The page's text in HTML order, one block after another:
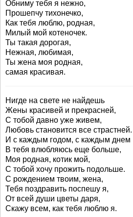
Обниму тебя я нежно,
Прошепчу тихонечко,
Как тебя люблю, родная,
Милый мой котеночек.
Ты такая дорогая,
Нежная, любимая,
Ты жена моя родная,
самая красивая.
Нигде на свете не найдешь
Жены красивей и прекрасней,
С тобой давно уже живем,
Любовь становится все страстней.
И с каждым годом, с каждым днем
В тебя влюбляюсь еще больше,
Моя родная, котик мой,
С тобой хочу прожить подольше.
С рождением твоим, жена,
Тебя поздравить поспешу я,
От всей души цветы даря,
Скажу всем, как тебя люблю я.